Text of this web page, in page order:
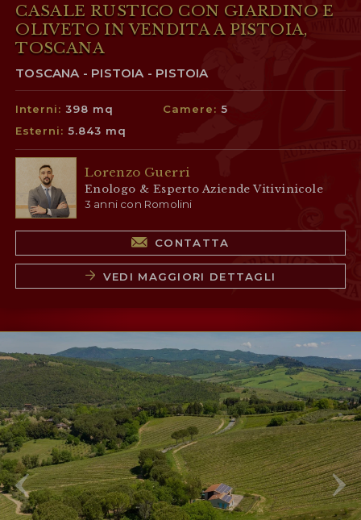
CASALE RUSTICO CON GIARDINO E
OLIVETO IN VENDITA A PISTOIA,
TOSCANA
TOSCANA - PISTOIA - PISTOIA
Interni:398 mq Camere:5
Esterni:5.843 mq
Lorenzo Guerri
Enologo & Esperto Aziende Vitivinicole
3 anni con Romolini
CONTATTA
VEDI MAGGIORI DETTAGLI